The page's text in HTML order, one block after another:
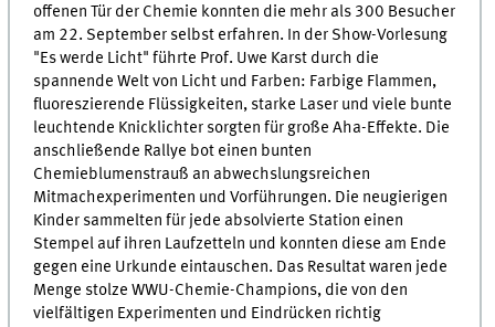
offenen Tür der Chemie konnten die mehr als 300 Besucher
am 22. September selbst erfahren. In der Show-Vorlesung
"Es werde Licht" führte Prof. Uwe Karst durch die
spannende Welt von Licht und Farben: Farbige Flammen,
fluoreszierende Flüssigkeiten, starke Laser und viele bunte
leuchtende Knicklichter sorgten für große Aha-Effekte. Die
anschließende Rallye bot einen bunten
Chemieblumenstrauß an abwechslungsreichen
Mitmachexperimenten und Vorführungen. Die neugierigen
Kinder sammelten für jede absolvierte Station einen
Stempel auf ihren Laufzetteln und konnten diese am Ende
gegen eine Urkunde eintauschen. Das Resultat waren jede
Menge stolze WWU-Chemie-Champions, die von den
vielfältigen Experimenten und Eindrücken richtig